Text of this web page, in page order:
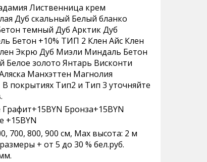
Лиственница крем
Дуб скальный Белый бланко
темный Дуб Арктик Дуб
Бетон +10% ТИП 2 Клен Айс Клен
Экрю Дуб Миэли Миндаль Бетон
Белое золото Янтарь Висконти
Манхэттен Магнолия
покрытиях Тип2 и Тип 3 уточняйте
Бронза+15BYN
+15BYN
700, 800, 900 см, Max высота: 2 м
+ от 5 до 30 % бел.руб.